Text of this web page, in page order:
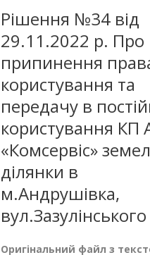
Рішення №34 від
29.11.2022 р. Про
припинення
користування та
передачу в
користування КП
«Комсервіс»
ділянки в
м.Андрушівка,
вул.Зазулінського
Оригінальний файл з